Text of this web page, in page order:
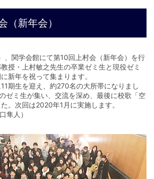
（新年会）
、関学会館にて第10回上村会（新年会）を行
授・上村敏之先生の卒業ゼミ生と現役ゼミ
新年を祝って集まります。
11期生を迎え、約270名の大所帯になりまし
ゼミ生が集い、交流を深め、最後に校歌「空
。次回は2020年1月に実施します。
隼人）